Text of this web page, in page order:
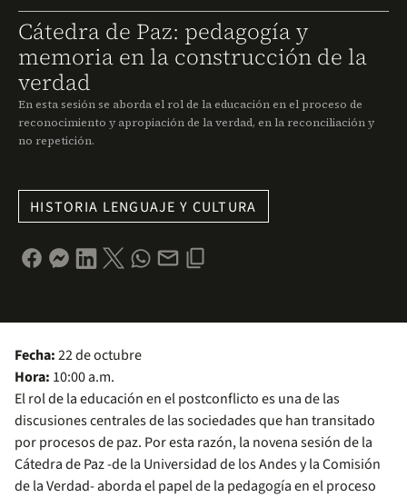
Cátedra de Paz: pedagogía y
memoria en la construcción de la
verdad
En esta sesión se aborda el rol de la educación en el proceso de
reconocimiento y apropiación de la verdad, en la reconciliación y
no repetición.
HISTORIA LENGUAJE Y CULTURA
Fecha:22 de octubre
Hora: 10:00 a.m.
El rol de la educación en el postconflicto es una de las
discusiones centrales de las sociedades que han transitado
por procesos de paz. Por esta razón, la novena sesión de la
Cátedra de Paz -de la Universidad de los Andes y la Comisión
de la Verdad- aborda el papel de la pedagogía en el proceso